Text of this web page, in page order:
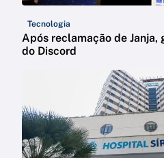
Tecnologia
Após reclamação de Janja,
do Discord